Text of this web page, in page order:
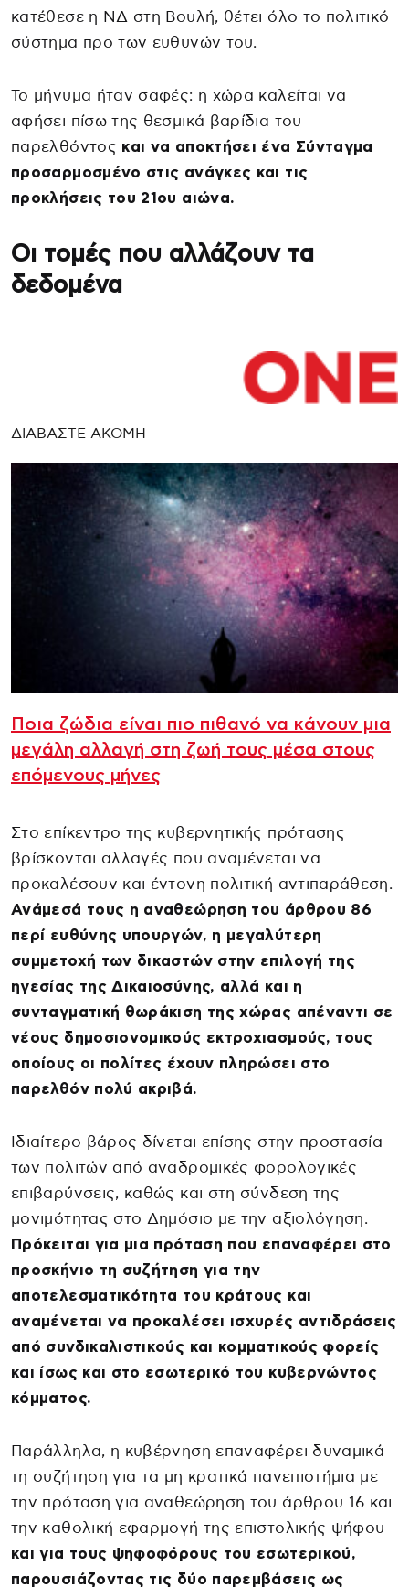
κατέθεσε η ΝΔ στη Βουλή, θέτει όλο το πολιτικό
σύστημα προ των ευθυνών του.
Το μήνυμα ήταν σαφές: η χώρα καλείται να
αφήσει πίσω της θεσμικά βαρίδια του
παρελθόντος και να αποκτήσει ένα Σύνταγμα
προσαρμοσμένο στις ανάγκες και τις
προκλήσεις του 21ου αιώνα.
Οι τομές που αλλάζουν τα
δεδομένα
ΔΙΑΒΑΣΤΕ ΑΚΟΜΗ
Ποια ζώδια είναι πιο πιθανό να κάνουν μια
μεγάλη αλλαγή στη ζωή τους μέσα στους
επόμενους μήνες
Στο επίκεντρο της κυβερνητικής πρότασης
βρίσκονται αλλαγές που αναμένεται να
προκαλέσουν και έντονη πολιτική αντιπαράθεση.
Ανάμεσά τους η αναθεώρηση του άρθρου 86
περί ευθύνης υπουργών, η μεγαλύτερη
συμμετοχή των δικαστών στην επιλογή της
ηγεσίας της Δικαιοσύνης, αλλά και η
συνταγματική θωράκιση της χώρας απέναντι σε
νέους δημοσιονομικούς εκτροχιασμούς, τους
οποίους οι πολίτες έχουν πληρώσει στο
παρελθόν πολύ ακριβά.
Ιδιαίτερο βάρος δίνεται επίσης στην προστασία
των πολιτών από αναδρομικές φορολογικές
επιβαρύνσεις, καθώς και στη σύνδεση της
μονιμότητας στο Δημόσιο με την αξιολόγηση.
Πρόκειται για μια πρόταση που επαναφέρει στο
προσκήνιο τη συζήτηση για την
αποτελεσματικότητα του κράτους και
αναμένεται να προκαλέσει ισχυρές αντιδράσεις
από συνδικαλιστικούς και κομματικούς φορείς
και ίσως και στο εσωτερικό του κυβερνώντος
κόμματος.
Παράλληλα, η κυβέρνηση επαναφέρει δυναμικά
τη συζήτηση για τα μη κρατικά πανεπιστήμια με
την πρόταση για αναθεώρηση του άρθρου 16 και
την καθολική εφαρμογή της επιστολικής ψήφου
και για τους ψηφοφόρους του εσωτερικού,
παρουσιάζοντας τις δύο παρεμβάσεις ως